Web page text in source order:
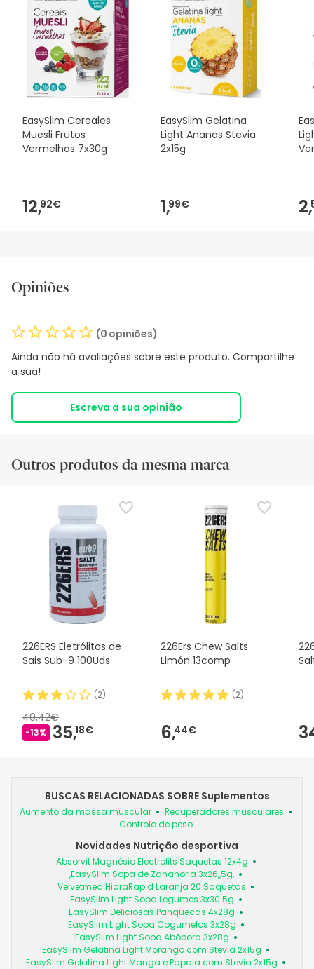
EasySlim Cereales
Muesli Frutos
Vermelhos 7x30g
12,92€
EasySlim Gelatina
Light Ananas Stevia
2x15g
1,99€ 2,
Opiniões
(0 opiniões)
Ainda não há avaliações sobre este produto. Compartilhe
a sua!
Escreva a sua opinião
Outros produtos da mesma marca
226ERS Eletrólitos de
Sais Sub-9 100Uds
(2)
40,42€
-13% 35,18€
226Ers Chew Salts
Limón 13comp
(2)
6,44€
BUSCAS RELACIONADAS SOBRE Suplementos
Aumento da massa muscular
Recuperadores musculares
Controlo de peso
Novidades Nutrição desportiva
Absorvit Magnésio Electrolits Saquetas 12x4g
,EasySlim Sopa de Zanahoria 3x26,,5g,
Velvetmed HidraRapid Laranja 20 Saquetas
EasySlim Light Sopa Legumes 3x30.5g
EasySlim Deliciosas Panquecas 4x28g
EasySlim Light Sopa Cogumelos 3x28g
EasySlim Light Sopa Abóbora 3x28g
EasySlim Gelatina Light Morango com Stevia 2x15g
EasySlim Gelatina Light Manga e Papaia com Stevia 2x15g